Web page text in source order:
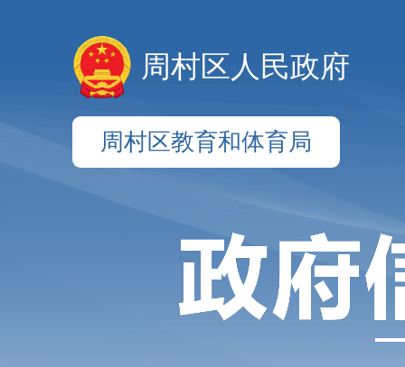
周村区人民政府
周村区教育和体育局